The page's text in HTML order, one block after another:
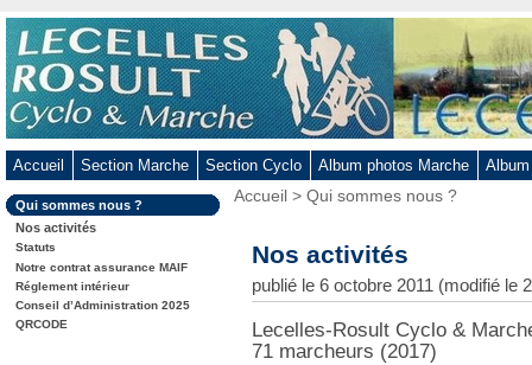
Aller
au
contenu
-
Aller
menu
principal
-
Aller
à
la
recherche
Accueil Section Marche Section Cyclo Album photos Marche
Dans
la
rubrique
:
Qui sommes nous ?
Nos activités
Statuts
Notre contrat assurance MAIF
Réglement intérieur
Conseil d’Administration 2025
QRCODE
Vous
Accueil >Qui sommes nous ?
Nos activités
publié le 6 octobre 2011 (modifié le
Lecelles-Rosult Cyclo &
71 marcheurs (2017)